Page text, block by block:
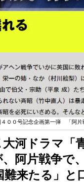
００号記念企画第一弾 「阿片
河ドラマ「
阿片戦争で
難来たる」と